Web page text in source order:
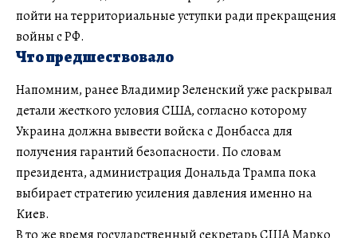
пойти на территориальные уступки ради прекращения
войны с РФ.
Что предшествовало
Напомним, ранее Владимир Зеленский уже раскрывал
детали жесткого условия США, согласно которому
Украина должна вывести войска с Донбасса для
получения гарантий безопасности. По словам
президента, администрация Дональда Трампа пока
выбирает стратегию усиления давления именно на
Киев.